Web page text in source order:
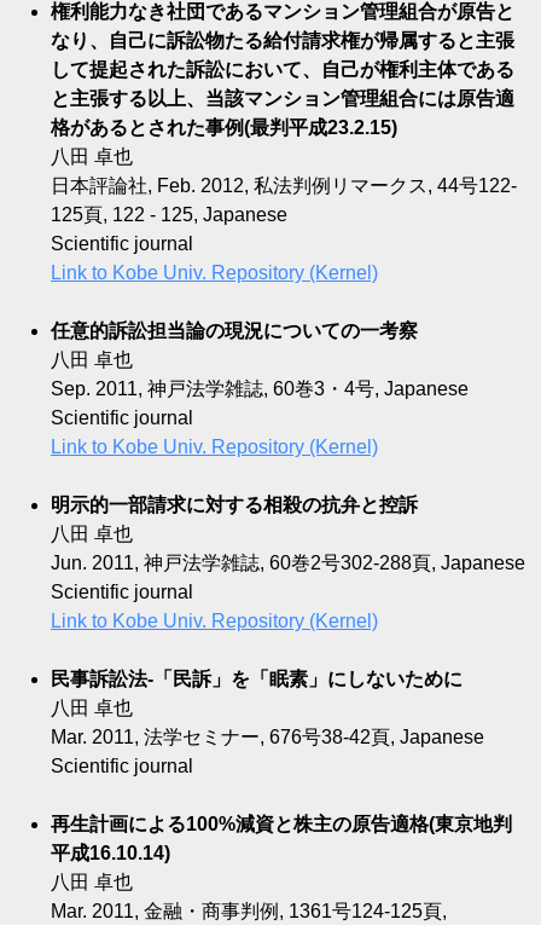
権利能力なき社団であるマンション管理組合が原告と
なり、自己に訴訟物たる給付請求権が帰属すると主張
して提起された訴訟において、自己が権利主体である
と主張する以上、当該マンション管理組合には原告適
格があるとされた事例(最判平成23.2.15)
八田 卓也
日本評論社, Feb. 2012, 私法判例リマークス, 44号122-
125頁, 122 - 125, Japanese
Scientific journal
Link to Kobe Univ. Repository (Kernel)
任意的訴訟担当論の現況についての一考察
八田 卓也
Sep. 2011, 神戸法学雑誌, 60巻3・4号, Japanese
Scientific journal
Link to Kobe Univ. Repository (Kernel)
明示的一部請求に対する相殺の抗弁と控訴
八田 卓也
Jun. 2011, 神戸法学雑誌, 60巻2号302-288頁, Japanese
Scientific journal
Link to Kobe Univ. Repository (Kernel)
民事訴訟法-「民訴」を「眠素」にしないために
八田 卓也
Mar. 2011, 法学セミナー, 676号38-42頁, Japanese
Scientific journal
再生計画による100%減資と株主の原告適格(東京地判
平成16.10.14)
八田 卓也
Mar. 2011, 金融・商事判例, 1361号124-125頁,